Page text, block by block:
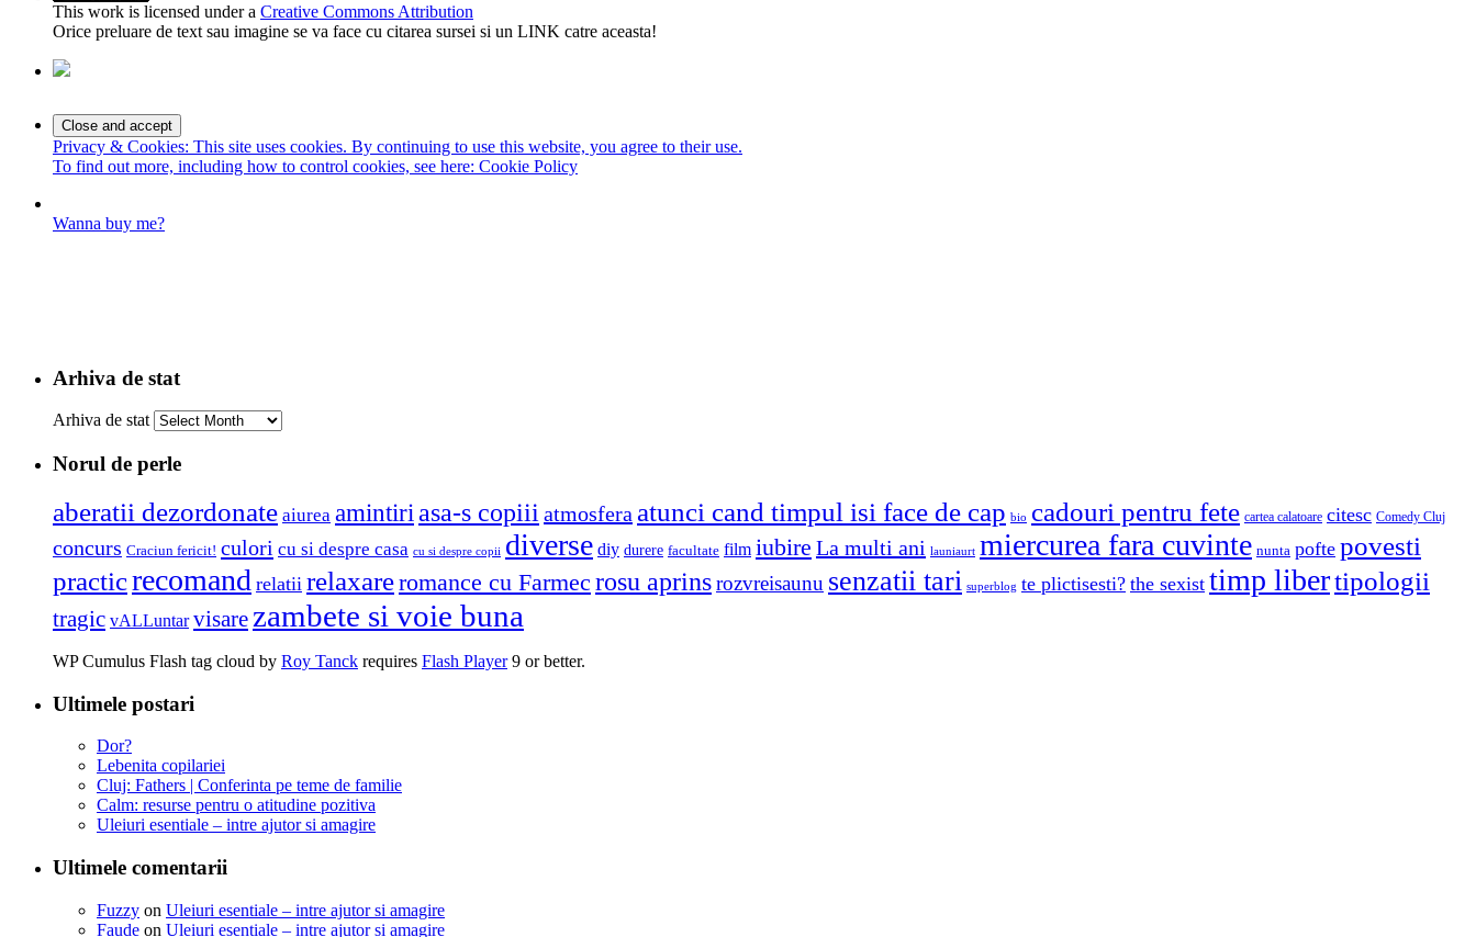
This work is licensed under a Creative Commons Attribution
Orice preluare de text sau imagine se va face cu citarea sursei si un LINK catre aceasta!
Privacy & Cookies: This site uses cookies. By continuing to use this website, you agree to their use.
To find out more, including how to control cookies, see here: Cookie Policy
Wanna buy me?
Arhiva de stat
Arhiva de stat
Norul de perle
aberatii dezordonate aiurea amintiriasa-s copiii atmosfera atunci cand timpul isi face de cap bio cadouri pentru fete cartea calatoare citesc Comedy Cluj
concurs Craciun fericit! culori cu si despre casa cu si despre copii diverse diy durere facultate film iubire La multi ani launiaurt miercurea fara cuvinte nunta pofte povesti
practicrecomand relatii relaxareromance cu Farmec rosu aprinsrozvreisaunu senzatii tari superblog te plictisesti? the sexist timp libertipologii
tragic vALLuntar visare zambete si voie buna
WP Cumulus Flash tag cloud by Roy Tanck requires Flash Player9 or better.
Ultimele postari
Dor?
Lebenita copilariei
Cluj: Fathers | Conferinta pe teme de familie
Calm: resurse pentru o atitudine pozitiva
Uleiuri esentiale – intre ajutor si amagire
Ultimele comentarii
Fuzzy on Uleiuri esentiale – intre ajutor si amagire
Faude on Uleiuri esentiale – intre ajutor si amagire